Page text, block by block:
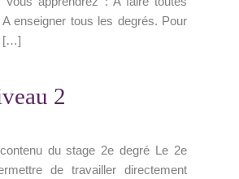
A enseigner tous les degrés. Pour
[…]
2
du stage 2e degré Le 2e
de travailler directement